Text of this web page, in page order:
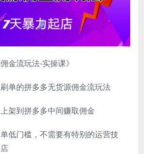
金流玩法-实操课》
单的拼多多无货源佣金流玩法
架到拼多多中间赚取佣金
低门槛，不需要有特别的运营技